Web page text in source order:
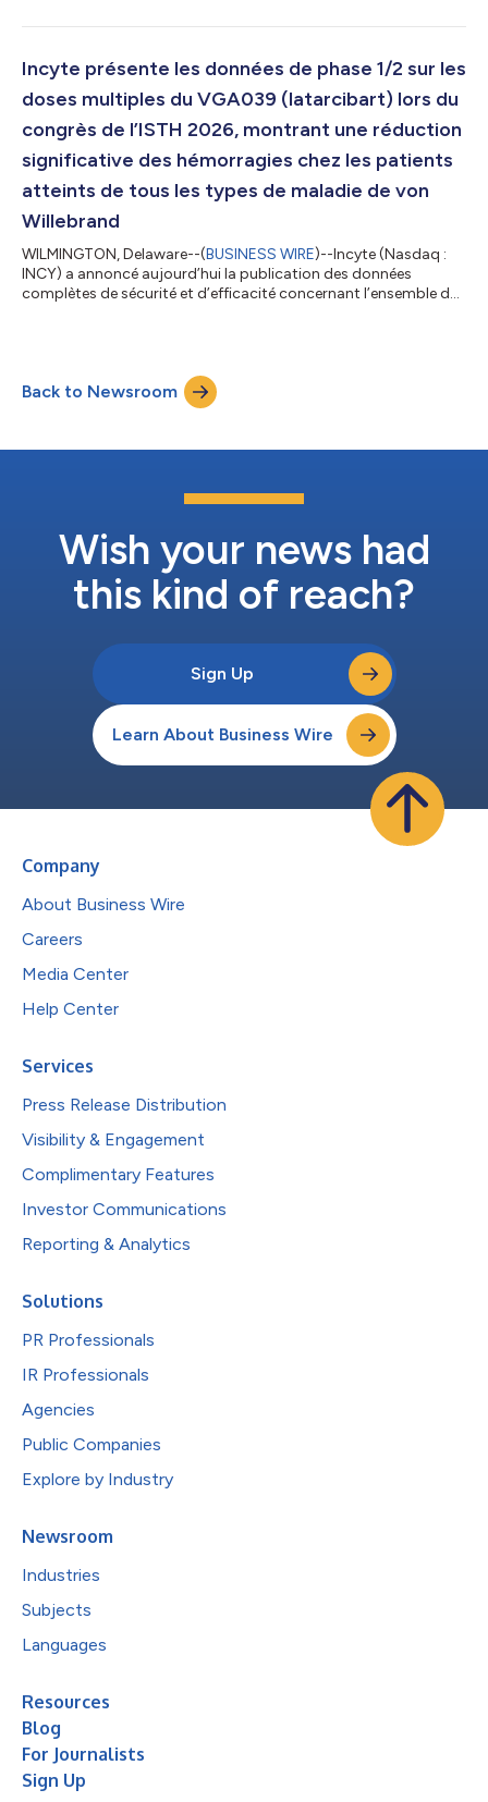
octobre 2026 à Madrid. « Les données présentées à l’ESMO
pour les patients atteints de cancer », déclare Pablo J. Cagnoni,
M.D., président d’Inc...
Incyte présente les données de phase 1/2 sur les
doses multiples du VGA039 (latarcibart) lors du
congrès de l’ISTH 2026, montrant une réduction
significative des hémorragies chez les patients
atteints de tous les types de maladie de von
Willebrand
WILMINGTON, Delaware--(BUSINESS WIRE)--Incyte (Nasdaq :
INCY) a annoncé aujourd’hui la publication des données
complètes de sécurité et d’efficacité concernant l’ensemble des
patients atteints de la maladie de von Willebrand (VWD). Ces
données sont présentées aujourd’hui lors d’une
communication orale au 34e congrès de l...
Back to Newsroom
Wish your news had
this kind of reach?
Sign Up
Learn About Business Wire
Company
About Business Wire
Careers
Media Center
Help Center
Services
Press Release Distribution
Visibility & Engagement
Complimentary Features
Investor Communications
Reporting & Analytics
Solutions
PR Professionals
IR Professionals
Agencies
Public Companies
Explore by Industry
Newsroom
Industries
Subjects
Languages
Resources
Blog
For Journalists
Sign Up